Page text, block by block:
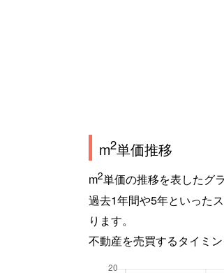
m2単価推移
m2単価の推移を表したグ
過去1年間や5年といった
ります。
不動産を売買するタイミ